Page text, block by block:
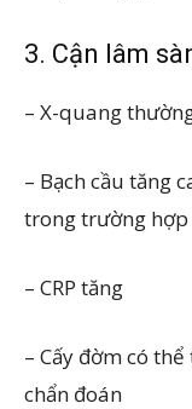
3. Cận lâm
– X-quang
– Bạch cầu tăng
trong trường
– CRP tăng
– Cấy đờm có
chẩn đoán